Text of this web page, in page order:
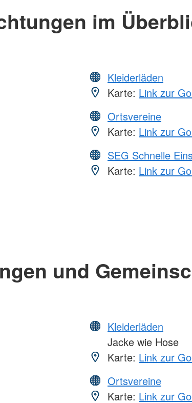
im
Kleiderläden
Karte: Link zur
Ortsvereine
Karte: Link zur
SEG Schnelle
Karte: Link zur
und
Kleiderläden
Jacke wie Hose
Karte: Link zur
Ortsvereine
Karte: Link zur